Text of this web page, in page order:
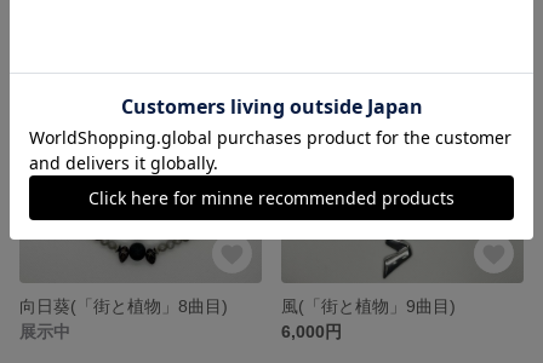
向日葵(「街と植物」8曲目)
展示中
風(「街と植物」9曲目)
6,000円